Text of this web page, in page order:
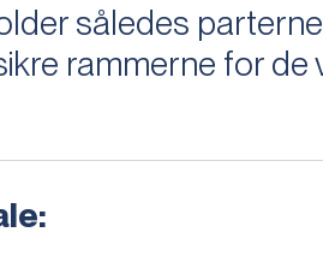
således
rammerne for de